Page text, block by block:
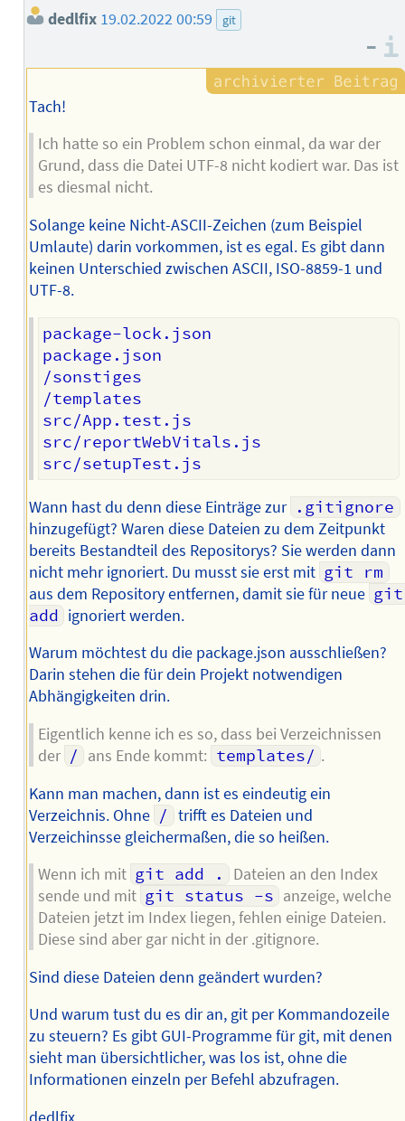
dedlfix 19.02.2022 00:59 git
–
Tach!
Ich hatte so ein Problem schon einmal, da war der
Grund, dass die Datei UTF-8 nicht kodiert war. Das ist
es diesmal nicht.
Solange keine Nicht-ASCII-Zeichen (zum Beispiel
Umlaute) darin vorkommen, ist es egal. Es gibt dann
keinen Unterschied zwischen ASCII, ISO-8859-1 und
UTF-8.
package-lock.json
package.json
/sonstiges
/templates
src/App.test.js
src/reportWebVitals.js
Wann hast du denn diese Einträge zur .gitignore
hinzugefügt? Waren diese Dateien zu dem Zeitpunkt
bereits Bestandteil des Repositorys? Sie werden dann
nicht mehr ignoriert. Du musst sie erst mit git rm
aus dem Repository entfernen, damit sie für neue git
add ignoriert werden.
Warum möchtest du die package.json ausschließen?
Darin stehen die für dein Projekt notwendigen
Abhängigkeiten drin.
Eigentlich kenne ich es so, dass bei Verzeichnissen
der / ans Ende kommt: templates/ .
Kann man machen, dann ist es eindeutig ein
Verzeichnis. Ohne / trifft es Dateien und
Verzeichinsse gleichermaßen, die so heißen.
Wenn ich mit git add .
Dateien an den Index
sende und mit git status -s anzeige, welche
Dateien jetzt im Index liegen, fehlen einige Dateien.
Diese sind aber gar nicht in der .gitignore.
Sind diese Dateien denn geändert wurden?
Und warum tust du es dir an, git per Kommandozeile
zu steuern? Es gibt GUI-Programme für git, mit denen
sieht man übersichtlicher, was los ist, ohne die
Informationen einzeln per Befehl abzufragen.